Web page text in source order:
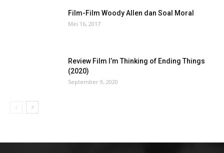
Film-Film Woody Allen dan Soal Moral
Mei 16, 2017
Review Film I’m Thinking of Ending Things
(2020)
September 9, 2020